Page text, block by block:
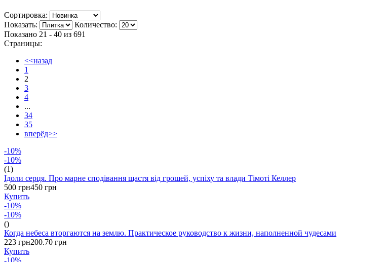
Сортировка:
Показать:
Количество:
Показано 21 - 40 из 691
Страницы:
<<назад
1
2
3
4
...
34
35
вперёд>>
-10%
-10%
(1)
Ідоли серця. Про марне сподівання щастя від грошей, успіху та влади Тімоті Келлер
500 грн450 грн
Купить
-10%
-10%
()
Когда небеса вторгаются на землю. Практическое руководство к жизни, наполненной чудесами
223 грн200.70 грн
Купить